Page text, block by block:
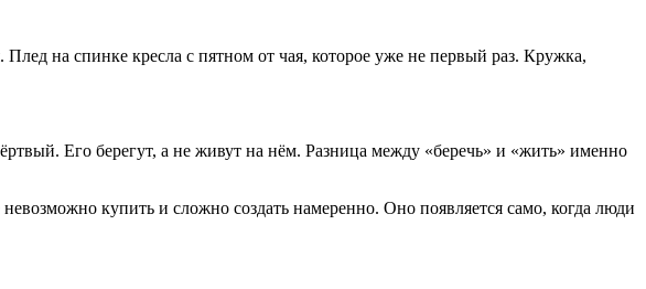
на спинке кресла с пятном от чая, которое уже не первый раз. Кружка,
Его берегут, а не живут на нём. Разница между «беречь» и «жить» именно
купить и сложно создать намеренно. Оно появляется само, когда люди